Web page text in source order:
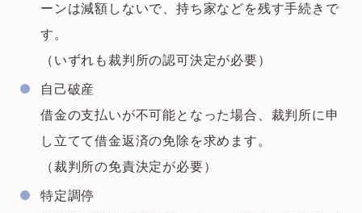
ーンは減額しないで、持ち家などを残す手続きで
す。
（いずれも裁判所の認可決定が必要）
自己破産
借金の支払いが不可能となった場合、裁判所に申
し立てて借金返済の免除を求めます。
（裁判所の免責決定が必要）
特定調停